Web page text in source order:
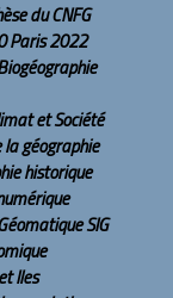
du CNFG
Paris 2022
et Société
géographie
historique
SIG
Iles